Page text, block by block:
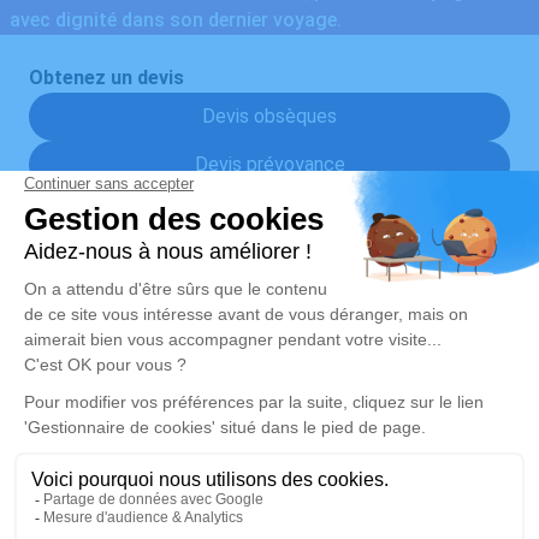
avec dignité dans son dernier voyage.
Obtenez un devis
Devis obsèques
Devis prévoyance
Devis marbrerie
Nos Services
Organiser des obsèques
Monuments funéraires
Services aux familles
Liens utiles
Avis de décès
Demande de rendez-vous en
Nos réseaux sociaux
Politique de traitement des données personnelles
Politique d’utilisation des cookies